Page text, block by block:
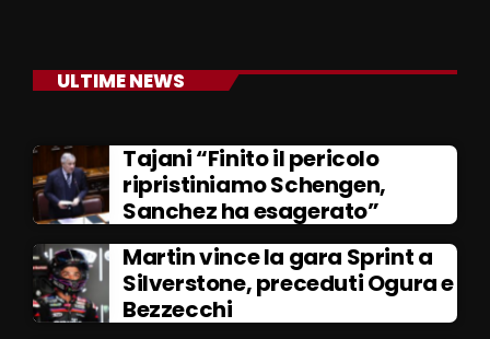
ULTIME NEWS
Tajani “Finito il pericolo
ripristiniamo Schengen,
Sanchez ha esagerato”
Martin vince la gara Sprint a
Silverstone, preceduti Ogura e
Bezzecchi